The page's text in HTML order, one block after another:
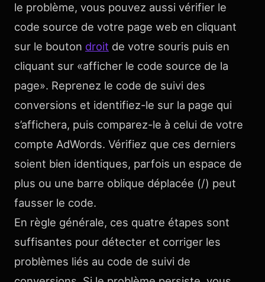
le problème, vous pouvez aussi vérifier le
code source de votre page web en cliquant
sur le bouton droit de votre souris puis en
cliquant sur «afficher le code source de la
page». Reprenez le code de suivi des
conversions et identifiez-le sur la page qui
s’affichera, puis comparez-le à celui de votre
compte AdWords. Vérifiez que ces derniers
soient bien identiques, parfois un espace de
plus ou une barre oblique déplacée (/) peut
fausser le code.
En règle générale, ces quatre étapes sont
suffisantes pour détecter et corriger les
problèmes liés au code de suivi de